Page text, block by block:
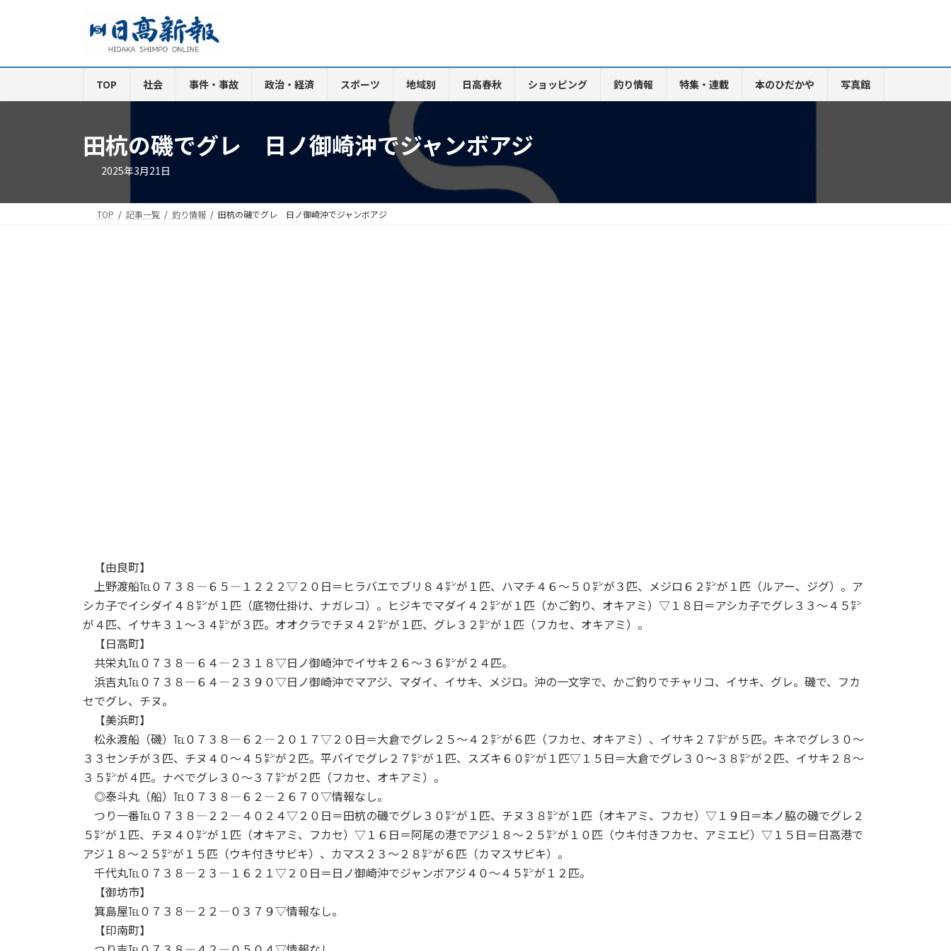
TOP 社会 事件・事故 政治・経済 スポーツ 地域別 日高春秋 ショッピング 釣り情報 特集・連載 本のひだかや 写真館
田杭の磯でグレ 日ノ御崎沖でジャンボアジ
2025年3月21日
TOP 記事一覧 釣り情報 田杭の磯でグレ 日ノ御崎沖でジャンボアジ
【由良町】
上野渡船℡０７３８―６５―１２２２▽２０日＝ヒラバエでブリ８４㌢が１匹、ハマチ４６～５０㌢が３匹、メジロ６２㌢が１匹（ルアー、ジグ）。ア
シカ子でイシダイ４８㌢が１匹（底物仕掛け、ナガレコ）。ヒジキでマダイ４２㌢が１匹（かご釣り、オキアミ）▽１８日＝アシカ子でグレ３３～４５㌢
が４匹、イサキ３１～３４㌢が３匹。オオクラでチヌ４２㌢が１匹、グレ３２㌢が１匹（フカセ、オキアミ）。
【日高町】
共栄丸℡０７３８―６４―２３１８▽日ノ御崎沖でイサキ２６～３６㌢が２４匹。
浜吉丸℡０７３８―６４―２３９０▽日ノ御崎沖でマアジ、マダイ、イサキ、メジロ。沖の一文字で、かご釣りでチャリコ、イサキ、グレ。磯で、フカ
セでグレ、チヌ。
【美浜町】
松永渡船（磯）℡０７３８―６２―２０１７▽２０日＝大倉でグレ２５～４２㌢が６匹（フカセ、オキアミ）、イサキ２７㌢が５匹。キネでグレ３０～
３３センチが３匹、チヌ４０～４５㌢が２匹。平バイでグレ２７㌢が１匹、スズキ６０㌢が１匹▽１５日＝大倉でグレ３０～３８㌢が２匹、イサキ２８～
３５㌢が４匹。ナベでグレ３０～３７㌢が２匹（フカセ、オキアミ）。
◎泰斗丸（船）℡０７３８―６２―２６７０▽情報なし。
つり一番℡０７３８―２２―４０２４▽２０日＝田杭の磯でグレ３０㌢が１匹、チヌ３８㌢が１匹（オキアミ、フカセ）▽１９日＝本ノ脇の磯でグレ２
５㌢が１匹、チヌ４０㌢が１匹（オキアミ、フカセ）▽１６日＝阿尾の港でアジ１８～２５㌢が１０匹（ウキ付きフカセ、アミエビ）▽１５日＝日高港で
アジ１８～２５㌢が１５匹（ウキ付きサビキ）、カマス２３～２８㌢が６匹（カマスサビキ）。
千代丸℡０７３８―２３―１６２１▽２０日＝日ノ御崎沖でジャンボアジ４０～４５㌢が１２匹。
【御坊市】
箕島屋℡０７３８―２２―０３７９▽情報なし。
【印南町】